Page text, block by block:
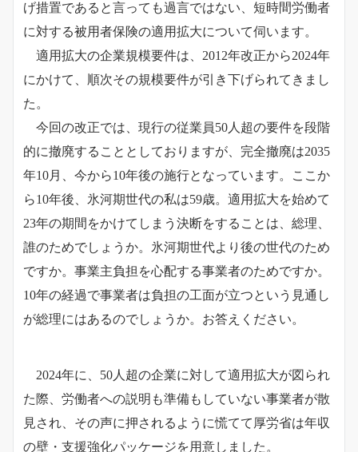
げ措置であると言っても過言ではない、短時間労働者
に対する被用者保険の適用拡大について伺います。
適用拡大の企業規模要件は、2012年改正から2024年
にかけて、順次その規模要件が引き下げられてきまし
た。
今回の改正では、現行の従業員50人超の要件を段階
的に撤廃することとしておりますが、完全撤廃は2035
年10月、今から10年後の施行となっています。ここか
ら10年後、氷河期世代の私は59歳。適用拡大を始めて
23年の期間をかけてしまう決断をすることは、総理、
誰のためでしょうか。氷河期世代より後の世代のため
ですか。事業主負担を心配する事業者のためですか。
10年の経過で事業者は負担の工面が立つという見通し
が総理にはあるのでしょうか。お答えください。
2024年に、50人超の企業に対して適用拡大が図られ
た際、労働者への説明も準備もしていない事業者が散
見され、その声に押されるように慌てて厚労省は年収
の壁・支援強化パッケージを用意しました。